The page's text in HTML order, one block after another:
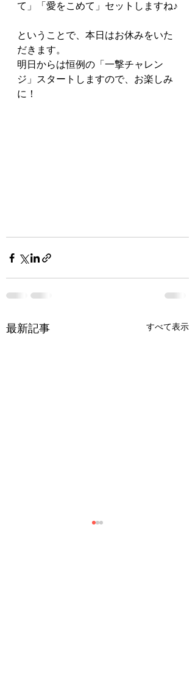
て」「愛をこめて」セットしますね♪
ということで、本日はお休みをいた
だきます。
明日からは恒例の「一撃チャレン
ジ」スタートしますので、お楽しみ
に！
最新記事 すべて表示